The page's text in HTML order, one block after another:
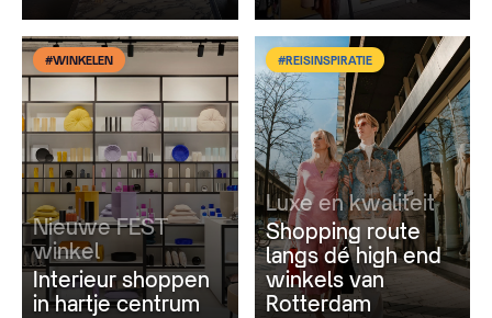
#WINKELEN
Nieuwe FEST
winkel
Interieur shoppen
in hartje centrum
#REISINSPIRATIE
Luxe en kwaliteit
Shopping route
langs dé high end
winkels van
Rotterdam